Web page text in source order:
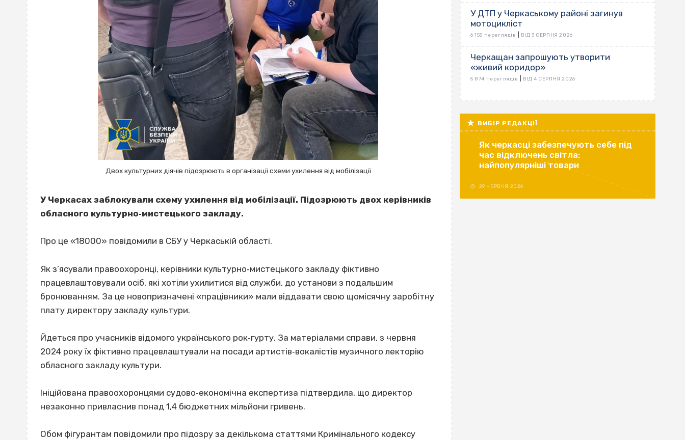
Двох культурних діячів підозрюють в організації схеми ухилення від мобілізації
У Черкасах заблокували схему ухилення від мобілізації. Підозрюють двох керівників
обласного культурно‐мистецького закладу.
Про це «18000» повідомили в СБУ у Черкаській області.
Як з’ясували правоохоронці, керівники культурно‐мистецького закладу фіктивно
працевлаштовували осіб, які хотіли ухилитися від служби, до установи з подальшим
бронюванням. За це новопризначені «працівники» мали віддавати свою щомісячну заробітну
плату директору закладу культури.
Йдеться про учасників відомого українського рок‐гурту. За матеріалами справи, з червня
2024 року їх фіктивно працевлаштували на посади артистів‐вокалістів музичного лекторію
обласного закладу культури.
Ініційована правоохоронцями судово‐економічна експертиза підтвердила, що директор
незаконно привласнив понад 1,4 бюджетних мільйони гривень.
Обом фігурантам повідомили про підозру за декількома статтями Кримінального кодексу
У ДТП у Черкаському районі загинув
мотоцикліст
6 155 переглядів ВІД 3 СЕРПНЯ 2026
Черкащан запрошують утворити
«живий коридор»
5 874 переглядів ВІД 4 СЕРПНЯ 2026
ВИБІР РЕДАКЦІЇ
Як черкасці забезпечують себе під
час відключень світла:
найпопулярніші товари
29 ЧЕРВНЯ 2026